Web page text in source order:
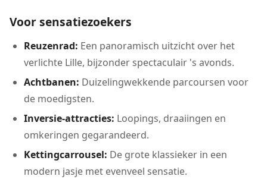
Voor sensatiezoekers
Reuzenrad: Een panoramisch uitzicht over het
verlichte Lille, bijzonder spectaculair 's avonds.
Achtbanen: Duizelingwekkende parcoursen voor
de moedigsten.
Inversie-attracties: Loopings, draaiingen en
omkeringen gegarandeerd.
Kettingcarrousel: De grote klassieker in een
modern jasje met evenveel sensatie.